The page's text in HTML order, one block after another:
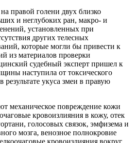
правой голени двух близко
и неглубоких ран, макро- и
установленных при
других телесных
которые могли бы привести к
из материалов проверки
судебный эксперт пришел к
наступила от токсического
результате укуса змеи в правую
механическое повреждение кожи
кровоизлияния в кожу, отек
голосовых связок, эмфизема и
мозга, венозное полнокровие
кровоизлияния вокруг